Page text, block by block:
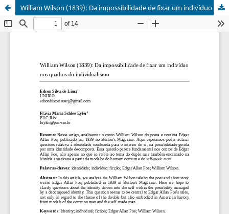
William Wilson (1839): Da impossibilidade de fixar um indivíduo nos quadros do individualismo